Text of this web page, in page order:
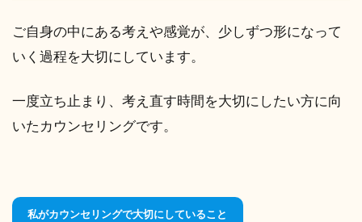
ご自身の中にある考えや感覚が、少しずつ形になって
いく過程を大切にしています。
一度立ち止まり、考え直す時間を大切にしたい方に向
いたカウンセリングです。
私がカウンセリングで大切にしていること